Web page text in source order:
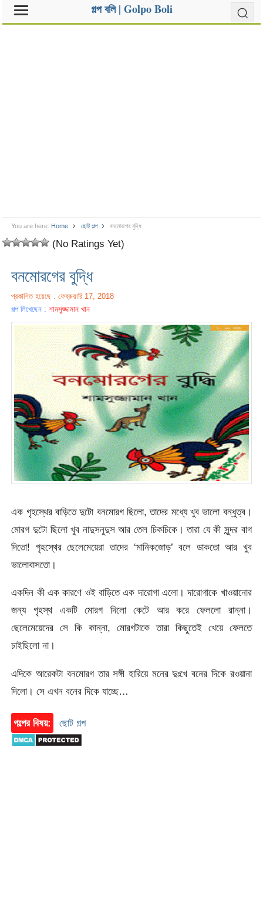
গল্প বলি | Golpo Boli
You are here: Home ছোট গল্প বনমোরগের বুদ্ধি
(No Ratings Yet)
বনমোরগের বুদ্ধি
প্রকাশিত হয়েছে : ফেব্রুয়ারি 17, 2018
গল্প লিখেছেন :শামসুজ্জামান খান
এক গৃহস্থের বাড়িতে দুটো বনমোরগ ছিলো, তাদের মধ্যে খুব ভালো বন্ধুত্ব।
মোরগ দুটো ছিলো খুব নাদুসনুদুস আর তেল চিকচিকে। তারা যে কী সুন্দর বাগ
দিতো! গৃহস্থের ছেলেমেয়েরা তাদের ‘মানিকজোড়’ বলে ডাকতো আর খুব
ভালোবাসতো।
একদিন কী এক কারণে ওই বাড়িতে এক দারোগা এলো। দারোগাকে খাওয়ানোর
জন্য গৃহস্থ একটি মোরগ দিলো কেটে আর করে ফেললো রান্না।
ছেলেমেয়েদের সে কি কান্না, মোরগটাকে তারা কিছুতেই খেয়ে ফেলতে
চাইছিলো না।
এদিকে আরেকটা বনমোরগ তার সঙ্গী হারিয়ে মনের দুঃখে বনের দিকে রওয়ানা
দিলো। সে এখন বনের দিকে যাচ্ছে…
গল্পের বিষয়: ছোট গল্প